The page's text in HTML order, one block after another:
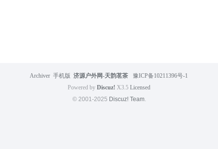
Archiver 手机版 济源户外网-天韵茗茶
豫ICP备10211396号-1
Powered by Discuz! X3.5 Licensed
© 2001-2025 Discuz! Team.